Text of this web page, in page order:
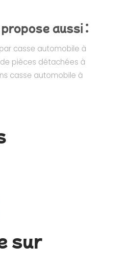
aussi :
casse automobile à
pièces détachées à
casse automobile à
sur